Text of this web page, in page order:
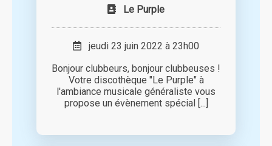
Le Purple
jeudi 23 juin 2022 à 23h00
Bonjour clubbeurs, bonjour clubbeuses !
Votre discothèque "Le Purple" à
l'ambiance musicale généraliste vous
propose un évènement spécial [...]